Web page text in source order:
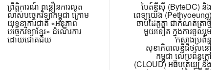
ព្រឹត្តិការណ៍ ពន្លឿនការលូត
លាស់បច្ចេកវិទ្យាកម្ពុជា ក្រោម
យុទ្ធនាការជាតិ «អនុភាព
បច្ចេកវិទ្យាខ្មែរ» ដំណើរការ
ដោយជោគជ័យ
បៃត៍ឌីស៊ី (ByteDC) និង
ពេទ្យយើង (Pethyoeung)
ចាប់ដៃគូគ្នា ជាកំណត់ត្រាថ្មី
មួយទៀត ក្នុងការចូលរួម
កសាងប្រព័ន្ធ
សុខាភិបាលឌីជីថល​នៅ
កម្ពុជា លើប្រព័ន្ធក្លៅ
(CLOUD) អធិបតេយ្យ និង